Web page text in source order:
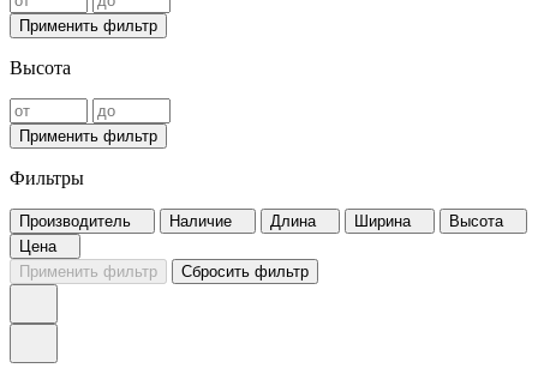
Применить фильтр
Высота
Применить фильтр
Фильтры
Производитель Наличие Длина Ширина
Высота
Цена
Применить фильтр
Сбросить фильтр